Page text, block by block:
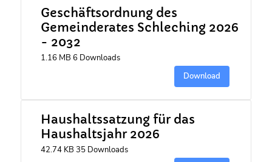
Geschäftsordnung des
Gemeinderates Schleching 2026
- 2032
1.16 MB 6 Downloads
Download
Haushaltssatzung für das
Haushaltsjahr 2026
42.74 KB 35 Downloads